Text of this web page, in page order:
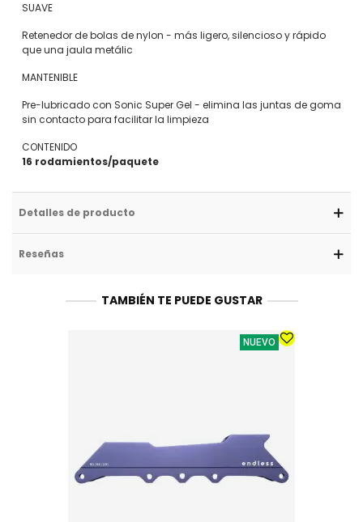
SUAVE
Retenedor de bolas de nylon - más ligero, silencioso y rápido
que una jaula metálic
MANTENIBLE
Pre-lubricado con Sonic Super Gel - elimina las juntas de goma
sin contacto para facilitar la limpieza
CONTENIDO
16 rodamientos/paquete
Detalles de producto
Reseñas
TAMBIÉN TE PUEDE GUSTAR
NUEVO